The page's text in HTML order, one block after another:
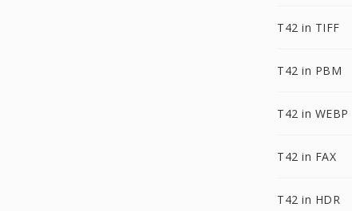
T42 in TIFF
T42 in PBM
T42 in WEBP
T42 in FAX
T42 in HDR